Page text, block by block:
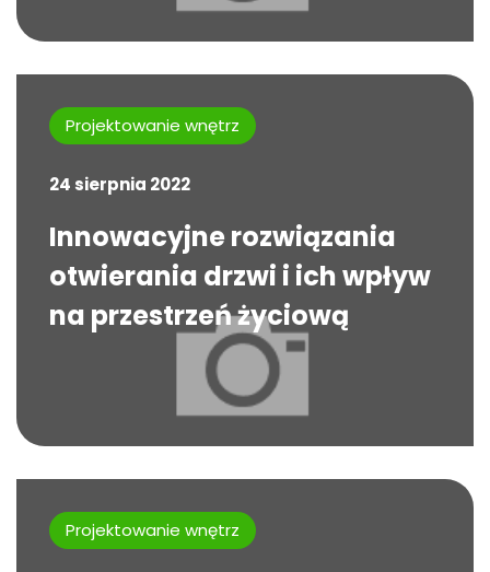
Projektowanie wnętrz
24 sierpnia 2022
Innowacyjne rozwiązania
otwierania drzwi i ich wpływ
na przestrzeń życiową
Projektowanie wnętrz